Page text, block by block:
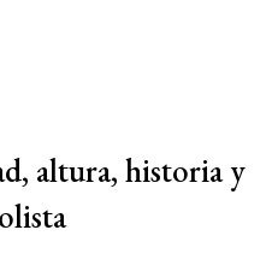
altura, historia y